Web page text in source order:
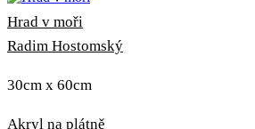
Hrad v moři
Radim Hostomský
30cm x 60cm
Akryl na plátně